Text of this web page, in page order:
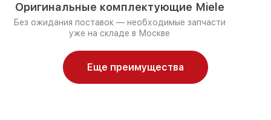
Оригинальные комплектующие Miele
Без ожидания поставок — необходимые запчасти
уже на складе в Москве
Еще преимущества